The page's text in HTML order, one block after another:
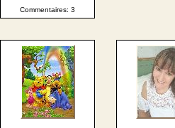
Commentaires: 3